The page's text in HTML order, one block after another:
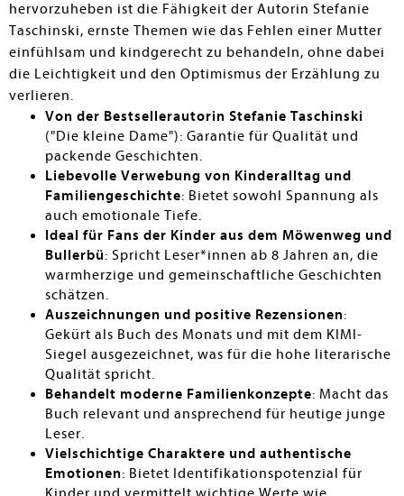
hervorzuheben ist die Fähigkeit der Autorin Stefanie
Taschinski, ernste Themen wie das Fehlen einer Mutter
einfühlsam und kindgerecht zu behandeln, ohne dabei
die Leichtigkeit und den Optimismus der Erzählung zu
verlieren.
Von der Bestsellerautorin Stefanie Taschinski
("Die kleine Dame"): Garantie für Qualität und
packende Geschichten.
Liebevolle Verwebung von Kinderalltag und
Familiengeschichte: Bietet sowohl Spannung als
auch emotionale Tiefe.
Ideal für Fans der Kinder aus dem Möwenweg und
Bullerbü: Spricht Leser*innen ab 8 Jahren an, die
warmherzige und gemeinschaftliche Geschichten
schätzen.
Auszeichnungen und positive Rezensionen:
Gekürt als Buch des Monats und mit dem KIMI-
Siegel ausgezeichnet, was für die hohe literarische
Qualität spricht.
Behandelt moderne Familienkonzepte: Macht das
Buch relevant und ansprechend für heutige junge
Leser.
Vielschichtige Charaktere und authentische
Emotionen: Bietet Identifikationspotenzial für